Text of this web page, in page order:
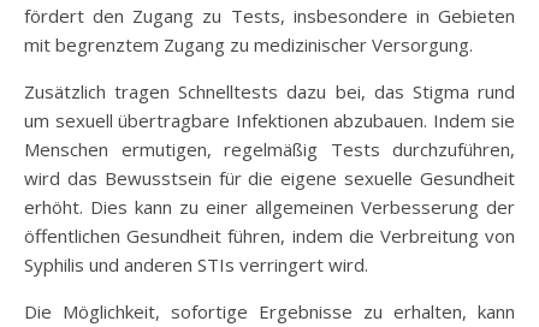
fördert den Zugang zu Tests, insbesondere in Gebieten
mit begrenztem Zugang zu medizinischer Versorgung.
Zusätzlich tragen Schnelltests dazu bei, das Stigma rund
um sexuell übertragbare Infektionen abzubauen. Indem sie
Menschen ermutigen, regelmäßig Tests durchzuführen,
wird das Bewusstsein für die eigene sexuelle Gesundheit
erhöht. Dies kann zu einer allgemeinen Verbesserung der
öffentlichen Gesundheit führen, indem die Verbreitung von
Syphilis und anderen STIs verringert wird.
Die Möglichkeit, sofortige Ergebnisse zu erhalten, kann